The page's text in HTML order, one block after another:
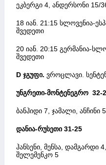
ეკბერგი 4, ანდერსონი 15/
18 იან. 21:15 სლოვენია-
შვედეთი
20 იან. 20:15 გერმანია-
შვედეთი
D ჯგუფი. ვროცლავი.
უნგრეთი-მონტენეგრო 32-
ბანჰიდი 7, ჯამალი, ანჩინი
დანია-რუსეთი 31-25
ჰანსენი, მენსა, დამგარდი
შელემენკო 5